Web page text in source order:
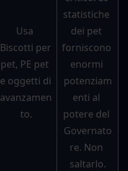
Usa
Biscotti per
pet, PE pet
e oggetti di
avanzamen
to.
statistiche
dei pet
forniscono
enormi
potenziam
enti al
potere del
Governato
re. Non
saltarlo.